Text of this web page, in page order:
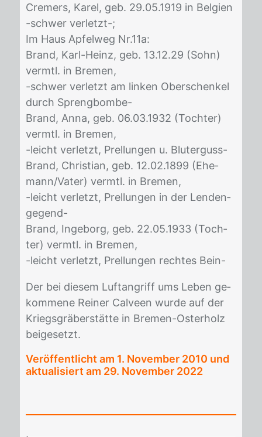
Cremers, Karel, geb. 29.05.1919 in Bel­gi­en
-schwer ver­letzt-;
Im Haus Ap­fel­weg Nr.11a:
Brand, Karl-Heinz, geb. 13.12.29 (Sohn)
vermtl. in Bre­men,
-schwer ver­letzt am lin­ken Ober­schen­kel
durch Spreng­bom­be-
Brand, Anna, geb. 06.03.1932 (Toch­ter)
vermtl. in Bre­men,
-leicht ver­letzt, Prel­lun­gen u. Blut­er­guss-
Brand, Christian, geb. 12.02.1899 (Ehe­
mann/​Va­ter) vermtl. in Bre­men,
-leicht ver­letzt, Prel­lun­gen in der Len­den­
ge­gend-
Brand, Ingeborg, geb. 22.05.1933 (Toch­
ter) vermtl. in Bre­men,
-leicht ver­letzt, Prel­lun­gen rech­tes Bein-
Der bei die­sem Luft­an­griff ums Le­ben ge­
kom­me­ne Rei­ner Cal­veen wur­de auf der
Kriegs­grä­ber­stät­te in Bre­men-Os­ter­holz
bei­ge­setzt.
Veröffentlicht am 1. November 2010 und
aktualisiert am 29. November 2022